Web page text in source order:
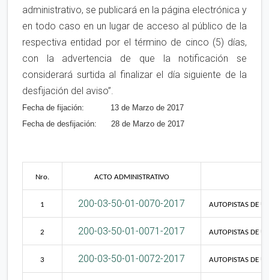
administrativo, se publicará en la página electrónica y
en todo caso en un lugar de acceso al público de la
respectiva entidad por el término de cinco (5) días,
con la advertencia de que la notificación se
considerará surtida al finalizar el día siguiente de la
desfijación del aviso”.
Fecha de fijación: 13 de Marzo de 2017
Fecha de desfijación: 28 de Marzo de 2017
Nro. ACTO ADMINISTRATIVO
1 200-03-50-01-0070-2017 AUTOPISTAS DE
2 200-03-50-01-0071-2017 AUTOPISTAS DE
3 200-03-50-01-0072-2017 AUTOPISTAS DE